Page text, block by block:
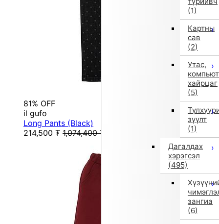
(1)
Картны
сав
(2)
Утас,
хайрцаг
(5)
зүүлт
(1)
Дагалдах
хэрэгсэл
(495)
зангиа
(6)
81% OFF
il gufo
Long Pants (Black)
214,500 ₮ 1,074,400 ₮